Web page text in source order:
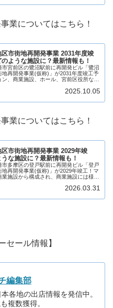
業についてはこちら！
市街地再開発事業 2031年度竣
ような施設に？最新情報も！
市宮前区の鷺沼駅前に再開発ビル「鷺沼
地再開発事業(仮称)」が2031年度竣工予
ン、商業施設、ホール、宮前区役所など
！鷺沼駅前の一等地における開発...
2025.10.05
業についてはこちら！
市街地再開発事業 2029年竣
な施設に？最新情報も！
市多摩区の登戸駅前に再開発ビル「登戸
地再開発事業(仮称)」が2029年竣工！マ
業施設から構成され、商業施設には様々
事業で期待が高まっています！そ...
2026.03.31
セール情報】
編集部
各地の出店情報を発信中。
複数獲得。